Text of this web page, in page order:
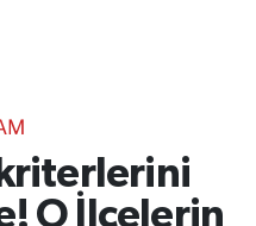
O İlçelerin